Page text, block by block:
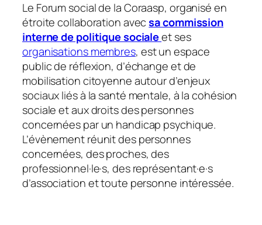
Le Forum social de la Coraasp, organisé en
étroite collaboration avecsa commission
interne de politique socialeet ses
organisations membres, est un espace
public de réflexion, d’échange et de
mobilisation citoyenne autour d’enjeux
sociaux liés à la santé mentale, à la cohésion
sociale et aux droits des personnes
concernées par un handicap psychique.
L’évènement réunit des personnes
concernées, des proches, des
professionnel·le·s, des représentant·e·s
d’association et toute personne intéressée.